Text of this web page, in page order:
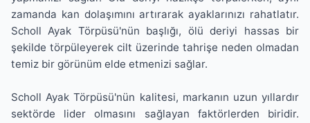
zamanda kan dolaşımını artırarak ayaklarınızı rahatlatır.
Scholl Ayak Törpüsü'nün başlığı, ölü deriyi hassas bir
şekilde törpüleyerek cilt üzerinde tahrişe neden olmadan
temiz bir görünüm elde etmenizi sağlar.
Scholl Ayak Törpüsü'nün kalitesi, markanın uzun yıllardır
sektörde lider olmasını sağlayan faktörlerden biridir.